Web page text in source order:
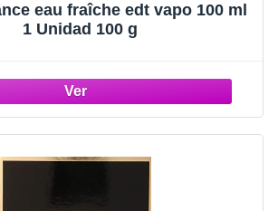
eau fraîche edt vapo 100 ml
1 Unidad 100 g